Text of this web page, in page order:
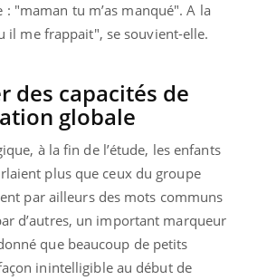
"maman tu m’as manqué". A la
il me frappait", se souvient-elle.
des capacités de
globale
à la fin de l’étude, les enfants
plus que ceux du groupe
par ailleurs des mots communs
d’autres, un important marqueur
que beaucoup de petits
inintelligible au début de